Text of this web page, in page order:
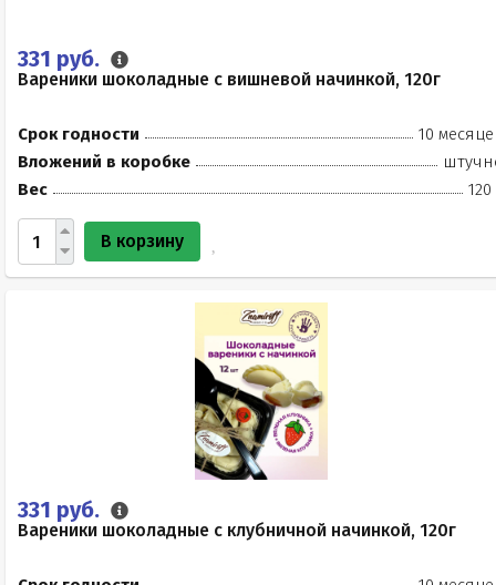
331 руб.
Вареники шоколадные с вишневой начинкой, 120г
Срок годности
10
Вложений в коробке
Вес
120
В корзину
331 руб.
Вареники шоколадные с клубничной начинкой, 120г